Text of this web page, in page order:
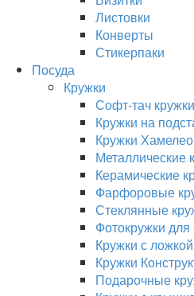
Листовки
Конверты
Стикерпаки
Посуда
Кружки
Софт-тач кружки
Кружки на
Кружки
Металлические
Керамические
Фарфоровые
Стеклянные
Фотокружки
Кружки с ложкой
Кружки
Подарочные